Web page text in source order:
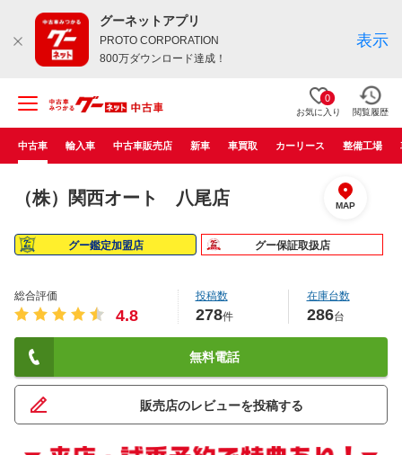
グーネットアプリ
PROTO CORPORATION
800万ダウンロード達成！
表示
0
お気に入り 閲覧履歴
中古車 輸入車 中古車販売店 新車 車買取 カーリース 整備工場
（株）関西オート 八尾店 MAP
グー鑑定加盟店 グー保証取扱店
総合評価
4.8
投稿数
278件
在庫台数
286台
無料電話
販売店のレビューを投稿する